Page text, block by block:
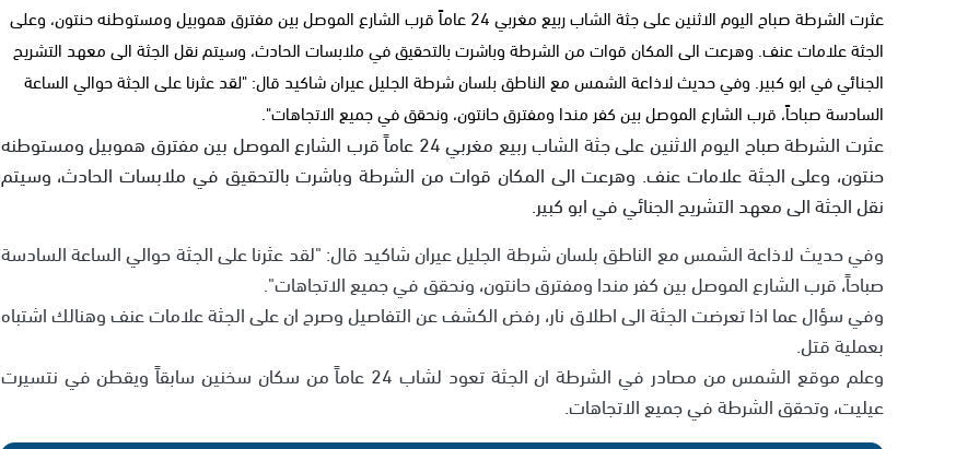
عثرت الشرطة صباح اليوم الاثنين على جثة الشاب ربيع مغربي 24 عاماً قرب الشارع الموصل بين مفترق هموبيل ومستوطنه حنتون، وعلى
الجثة علامات عنف. وهرعت الى المكان قوات من الشرطة وباشرت بالتحقيق في ملابسات الحادث، وسيتم نقل الجثة الى معهد التشريح
الجنائي في ابو كبير. وفي حديث لاذاعة الشمس مع الناطق بلسان شرطة الجليل عيران شاكيد قال: "لقد عثرنا على الجثة حوالي الساعة
السادسة صباحاً، قرب الشارع الموصل بين كفر مندا ومفترق حانتون، ونحقق في جميع الاتجاهات".
عثرت الشرطة صباح اليوم الاثنين على جثة الشاب ربيع مغربي 24 عاماً قرب الشارع الموصل بين مفترق هموبيل ومستوطنه
حنتون، وعلى الجثة علامات عنف. وهرعت الى المكان قوات من الشرطة وباشرت بالتحقيق في ملابسات الحادث، وسيتم
نقل الجثة الى معهد التشريح الجنائي في ابو كبير.
وفي حديث لاذاعة الشمس مع الناطق بلسان شرطة الجليل عيران شاكيد قال: "لقد عثرنا على الجثة حوالي الساعة السادسة
صباحاً، قرب الشارع الموصل بين كفر مندا ومفترق حانتون، ونحقق في جميع الاتجاهات".
وفي سؤال عما اذا تعرضت الجثة الى اطلاق نار، رفض الكشف عن التفاصيل وصرح ان على الجثة علامات عنف وهنالك اشتباه
بعملية قتل.
وعلم موقع الشمس من مصادر في الشرطة ان الجثة تعود لشاب 24 عاماً من سكان سخنين سابقاً ويقطن في نتسيرت
عيليت، وتحقق الشرطة في جميع الاتجاهات.